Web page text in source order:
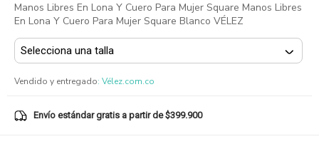
Manos Libres En Lona Y Cuero Para Mujer Square Manos Libres
En Lona Y Cuero Para Mujer Square Blanco VÉLEZ
Vendido y entregado: Vélez.com.co
Envío estándar gratis a partir de $399.900